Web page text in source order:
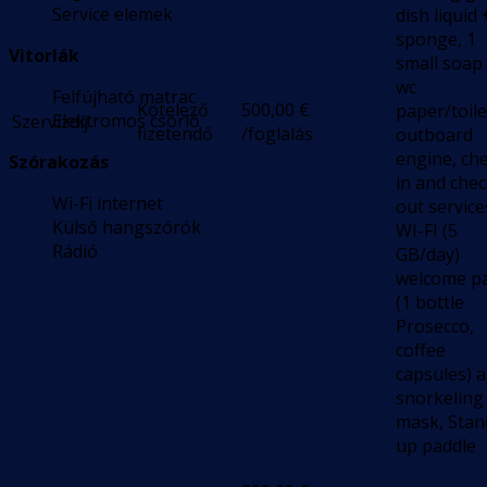
Service elemek
Vitorlák
Felfújható matrac
Elektromos csörlő
Szórakozás
Wi-Fi internet
Külső hangszórók
Rádió
Szervízdíj
Kötelező
fizetendő
500,00 €
/foglalás
dish liquid
sponge, 1
small soap
wc
paper/
outboard
engine,
in and
out
WI-FI (5
GB/day)
welcome
(1 bottle
Prosecco,
coffee
capsules)
snorkeling
mask,
up paddle